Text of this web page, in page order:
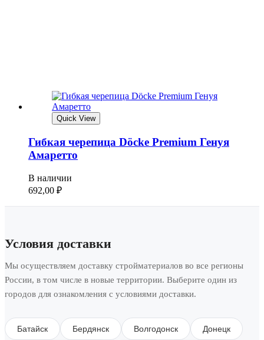
Quick View
Гибкая черепица Döcke Premium Генуя
Амаретто
В наличии
692,00 ₽
Условия доставки
Мы осуществляем доставку стройматериалов во все регионы
России, в том числе в новые территории. Выберите один из
городов для ознакомления с условиями доставки.
Батайск Бердянск Волгодонск Донецк